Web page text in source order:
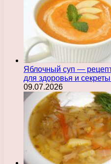
Яблочный суп —
для здоровья и
09.07.2026